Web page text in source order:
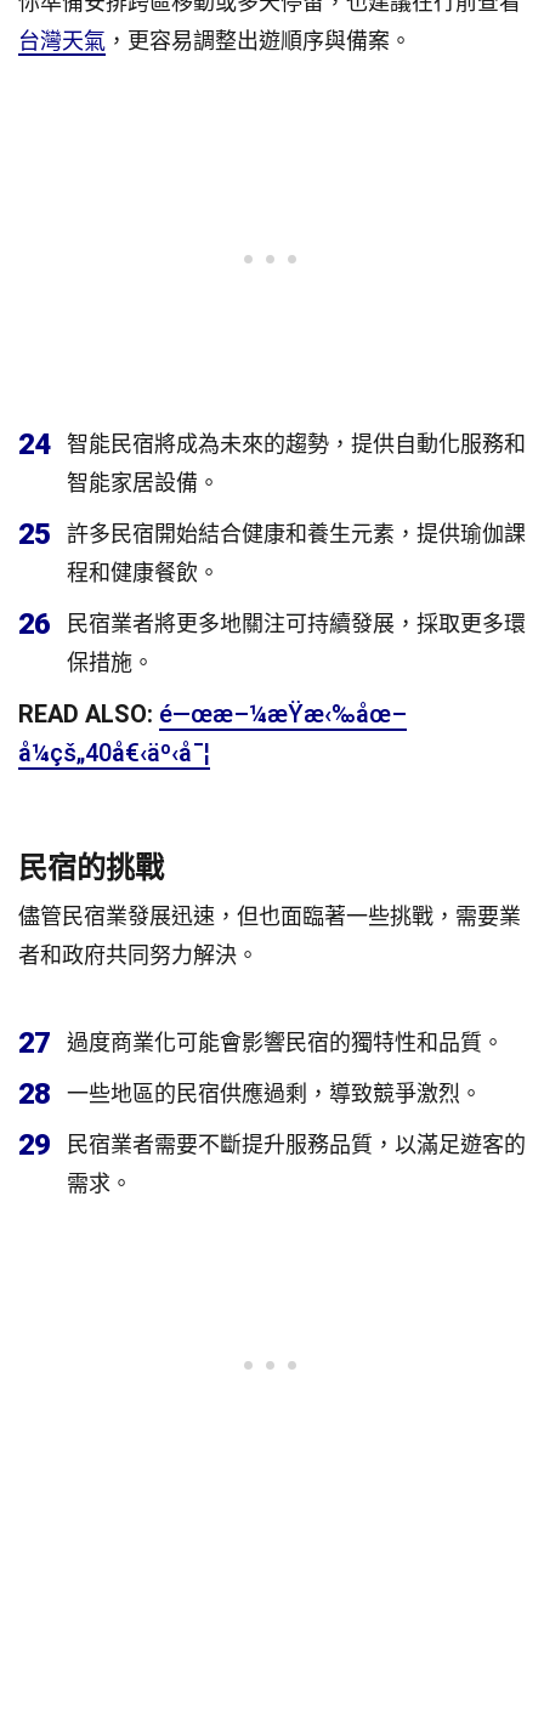
台灣天氣 ，更容易調整出遊順序與備案。
24
智能民宿將成為未來的趨勢，提供自動化服務和
智能家居設備。
25
許多民宿開始結合健康和養生元素，提供瑜伽課
程和健康餐飲。
26
民宿業者將更多地關注可持續發展，採取更多環
保措施。
READ ALSO: é—œæ–¼æŸæ‹‰åœ–
å¼çš„40å€‹äº‹å¯¦
民宿的挑戰
儘管民宿業發展迅速，但也面臨著一些挑戰，需要業
者和政府共同努力解決。
27 過度商業化可能會影響民宿的獨特性和品質。
28 一些地區的民宿供應過剩，導致競爭激烈。
29
民宿業者需要不斷提升服務品質，以滿足遊客的
需求。